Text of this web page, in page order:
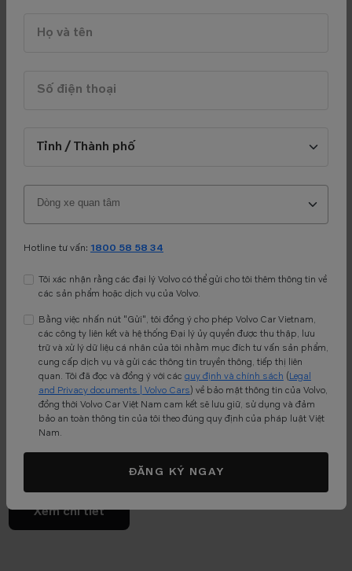
một cách thư thái, tự tại.
Bên cạnh đó, chúng tôi không ngừng lan tỏa tinh thần nhân văn Thụy Điển
thông qua các chiến dịch trách nhiệm xã hội (CSR) dài hạn tại Việt Nam. Tiêu
biểu là các dự án xây dựng trường học, thư viện và cầu giao thông cho trẻ em
nghèo vùng cao được trích trực tiếp từ quỹ doanh thu bàn giao xe. Chúng tôi
tin rằng, một thương hiệu đẳng cấp đích thực phải gắn liền với sự thịnh vượng
và hạnh phúc của cộng đồng bản địa.
Trung tâm 3SThương hiệu xe sang
Xem chi tiết
Hotline tư vấn: 1800 58 58 34
Tôi xác nhận rằng các đại lý Volvo có thể gửi cho tôi thêm thông tin về
các sản phẩm hoặc dịch vụ của Volvo.
Bằng việc nhấn nút "Gửi", tôi đồng ý cho phép Volvo Car Vietnam,
các công ty liên kết và hệ thống Đại lý ủy quyền được thu thập, lưu
trữ và xử lý dữ liệu cá nhân của tôi nhằm mục đích tư vấn sản phẩm,
cung cấp dịch vụ và gửi các thông tin truyền thông, tiếp thị liên
quan. Tôi đã đọc và đồng ý với các quy định và chính sách ( Legal
and Privacy documents | Volvo Cars) về bảo mật thông tin của Volvo,
đồng thời Volvo Car Việt Nam cam kết sẽ lưu giữ, sử dụng và đảm
bảo an toàn thông tin của tôi theo đúng quy định của pháp luật Việt
Nam.
ĐĂNG KÝ NGAY